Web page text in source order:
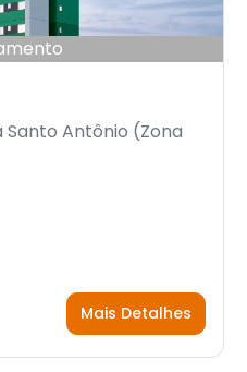
Antônio (Zona
Mais Detalhes